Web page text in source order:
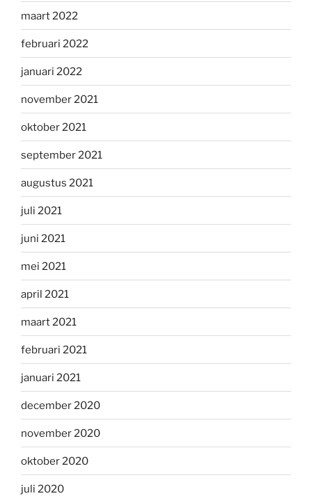
maart 2022
februari 2022
januari 2022
november 2021
oktober 2021
september 2021
augustus 2021
juli 2021
juni 2021
mei 2021
april 2021
maart 2021
februari 2021
januari 2021
december 2020
november 2020
oktober 2020
juli 2020